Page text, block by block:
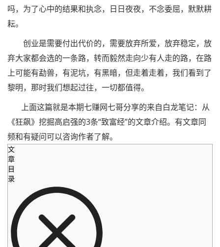
吗，为了心中的结果和执念，日日夜夜，不念委屈，默默耕
耘。
创业是需要付出代价的，需要放弃所爱，放弃稳定，放
弃大家都会选的一条路，转而毅然走向少有人走的路，在路
上可能有勐兽，有泥坑，有黑暗，但走着走着，我们看到了
黎明，那时我们想起过往，一切都值得。
上面这篇就是本期七赚网七哥分享的来自白龙笔记：从
《狂飙》挖掘高启强的3条“致富经”的文章介绍。有文章同
频和有疑问可以咨询作者了解。
文
章
目
录